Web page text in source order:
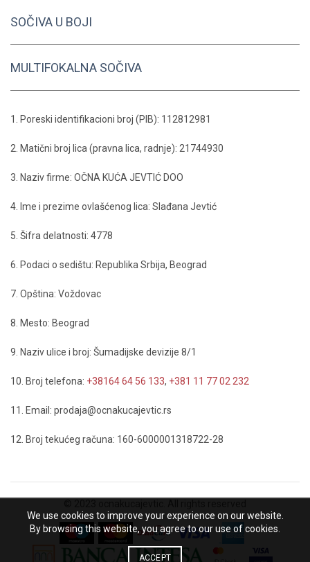
SOČIVA U BOJI
MULTIFOKALNA SOČIVA
1. Poreski identifikacioni broj (PIB): 112812981
2. Matični broj lica (pravna lica, radnje): 21744930
3. Naziv firme: OČNA KUĆA JEVTIĆ DOO
4. Ime i prezime ovlašćenog lica: Slađana Jevtić
5. Šifra delatnosti: 4778
6. Podaci o sedištu: Republika Srbija, Beograd
7. Opština: Voždovac
8. Mesto: Beograd
9. Naziv ulice i broj: Šumadijske devizije 8/1
10. Broj telefona: +38164 64 56 133, +381 11 77 02 232
11. Email: prodaja@ocnakucajevtic.rs
12. Broj tekućeg računa: 160-6000001318722-28
We use cookies to improve your experience on our website.
By browsing this website, you agree to our use of cookies.
ACCEPT